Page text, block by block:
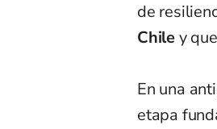
de
Chiley
En una
etapa